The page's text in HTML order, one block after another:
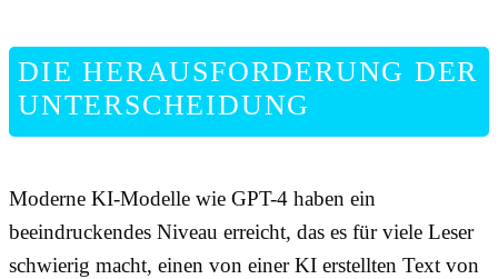
DIE HERAUSFORDERUNG DER
UNTERSCHEIDUNG
Moderne KI-Modelle wie GPT-4 haben ein
beeindruckendes Niveau erreicht, das es für viele Leser
schwierig macht, einen von einer KI erstellten Text von